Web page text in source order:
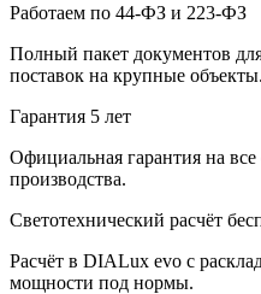
Работаем по 44-ФЗ и 223-ФЗ
Полный пакет документов
поставок на крупные объекты.
Гарантия 5 лет
Официальная гарантия на
производства.
Светотехнический расчёт
Расчёт в DIALux evo с
мощности под нормы.